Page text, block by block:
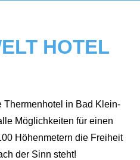
HOTEL
Ther­men­ho­tel in Bad Klein­
Mög­lich­kei­ten für einen
Höhen­me­tern die Frei­heit
der Sinn steht!